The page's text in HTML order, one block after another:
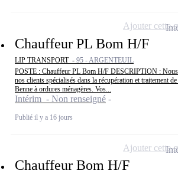
Chauffeur PL Bom H/F
LIP TRANSPORT - 95 - ARGENTEUIL
POSTE : Chauffeur PL Bom H/F DESCRIPTION : Nous
nos clients spécialisés dans la récupération et traitement
Benne à ordures ménagères. Vos...
Intérim - Non renseigné
Publié il y a 16 jours
Ajouter cette
Chauffeur Bom H/F
Ajouter cette